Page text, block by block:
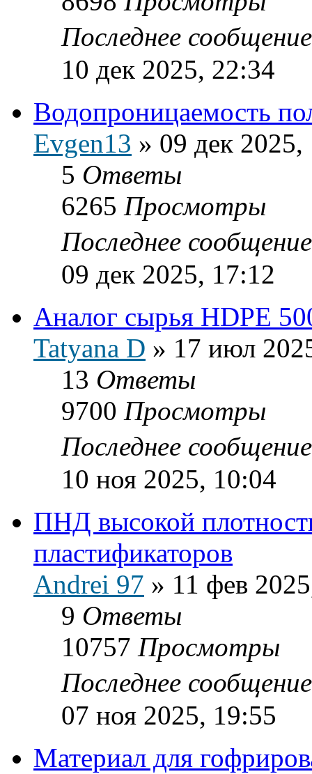
Последнее
10 дек 2025, 22:34
Водопроницаемость
Evgen13 » 09 дек 2025,
5 Ответы
6265 Просмотры
Последнее
09 дек 2025, 17:12
Аналог сырья HDPE
Tatyana D » 17 июл
13 Ответы
9700 Просмотры
Последнее
10 ноя 2025, 10:04
ПНД высокой
пластификаторов
Andrei 97 » 11 фев
9 Ответы
10757 Просмотры
Последнее
07 ноя 2025, 19:55
Материал для